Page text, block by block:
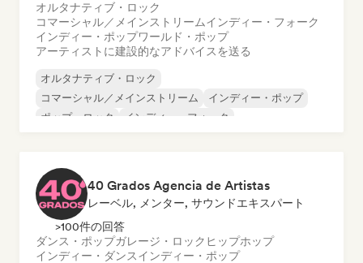
オルタナティブ・ロック
コマーシャル／メインストリームインディー・フォーク
インディー・ポップワールド・ポップ
アーティストに建設的なアドバイスを送る
オルタナティブ・ロック
コマーシャル／メインストリーム
インディー・ポップ
ポップ・ロック
インディー・フォーク
40 Grados Agencia de Artistas
レーベル, メンター, サウンドエキスパート
>100件の回答
ダンス・ポップガレージ・ロック ヒップホップ
インディー・ダンスインディー・ポップ